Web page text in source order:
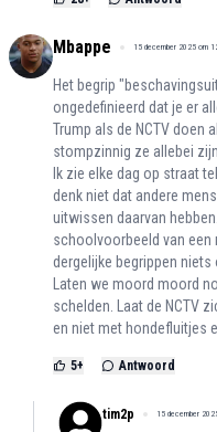
Mbappe 15 december 2025 om
Het begrip
ongedefinieerd dat je er
Trump als de NCTV doen
stompzinnig ze allebei zijn.
Ik zie elke dag op straat
denk niet dat andere
uitwissen daarvan
schoolvoorbeeld van een
dergelijke begrippen
Laten we moord moord
schelden. Laat de NCTV
en niet met hondefluitjes
5+ Antwoord
tim2p 15 december